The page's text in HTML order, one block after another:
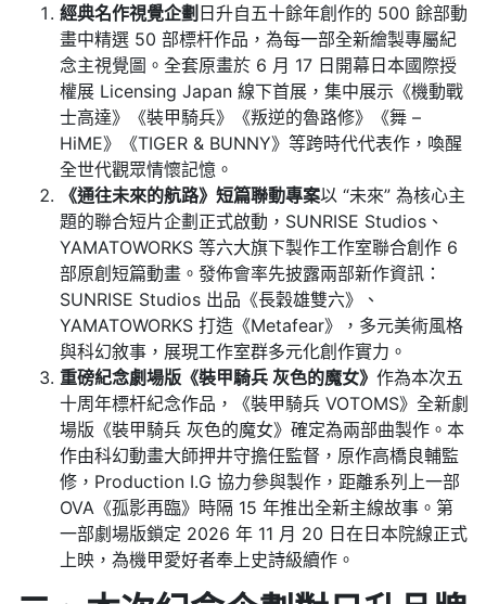
經典名作視覺企劃 日升自五十餘年創作的 500 餘部動
畫中精選 50 部標杆作品，為每一部全新繪製專屬紀
念主視覺圖。全套原畫於 6 月 17 日開幕日本國際授
權展 Licensing Japan 線下首展，集中展示《機動戰
士高達》《裝甲騎兵》《叛逆的魯路修》《舞 –
HiME》《TIGER & BUNNY》等跨時代代表作，喚醒
全世代觀眾情懷記憶。
《通往未來的航路》短篇聯動專案以 “未來” 為核心主
題的聯合短片企劃正式啟動，SUNRISE Studios、
YAMATOWORKS 等六大旗下製作工作室聯合創作 6
部原創短篇動畫。發佈會率先披露兩部新作資訊：
SUNRISE Studios 出品《長穀雄雙六》、
YAMATOWORKS 打造《Metafear》，多元美術風格
與科幻敘事，展現工作室群多元化創作實力。
重磅紀念劇場版《裝甲騎兵 灰色的魔女》 作為本次五
十周年標杆紀念作品，《裝甲騎兵 VOTOMS》全新劇
場版《裝甲騎兵 灰色的魔女》確定為兩部曲製作。本
作由科幻動畫大師押井守擔任監督，原作高橋良輔監
修，Production I.G 協力參與製作，距離系列上一部
OVA《孤影再臨》時隔 15 年推出全新主線故事。第
一部劇場版鎖定 2026 年 11 月 20 日在日本院線正式
上映，為機甲愛好者奉上史詩級續作。